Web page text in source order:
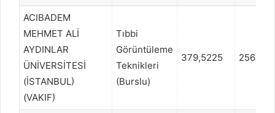
ACIBADEM
MEHMET ALİ
AYDINLAR
ÜNİVERSİTESİ
(İSTANBUL)
(VAKIF)
Tıbbi
Görüntüleme
Teknikleri
(Burslu)
379,5225 256095